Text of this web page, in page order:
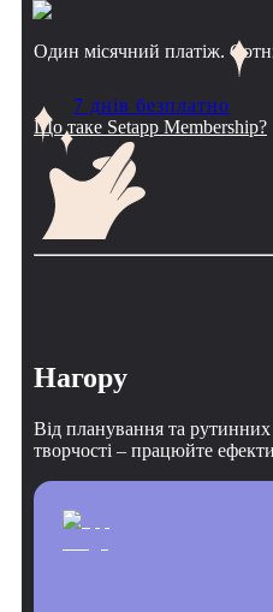
Один місячний платіж.
7 днів безплатно
Що таке Setapp Membership?
Нагору
Від планування та
творчості – працюйте